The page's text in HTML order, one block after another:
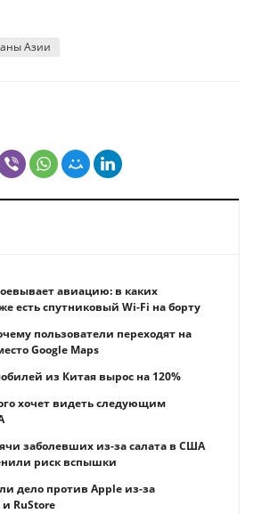
Азии
Великобритании продолжает
ли ФРС США в ускорении инфляции
авиацию: в каких
есть спутниковый Wi-Fi на борту
пользователи переходят на
Google Maps
из Китая вырос на 120%
хочет видеть следующим
заболевших из-за салата в США
риск вспышки
дело против Apple из-за
RuStore